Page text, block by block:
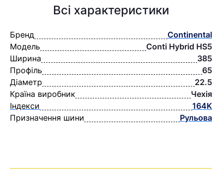
Всі характеристики
Бренд
Continental
Модель
Conti Hybrid HS5
Ширина
385
Профіль
65
Діаметр
22.5
Країна виробник
Чехія
Індекси
164K
Призначення шини
Рульова